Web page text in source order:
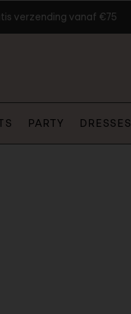
PARTY DRESSES
verzending vanaf €75